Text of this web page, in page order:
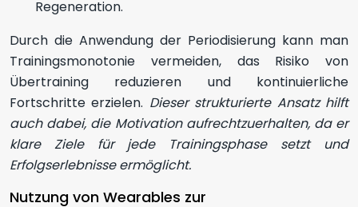
Regeneration.
Durch die Anwendung der Periodisierung kann man
Trainingsmonotonie vermeiden, das Risiko von
Übertraining reduzieren und kontinuierliche
Fortschritte erzielen. Dieser strukturierte Ansatz hilft
auch dabei, die Motivation aufrechtzuerhalten, da er
klare Ziele für jede Trainingsphase setzt und
Erfolgserlebnisse ermöglicht.
Nutzung von Wearables zur